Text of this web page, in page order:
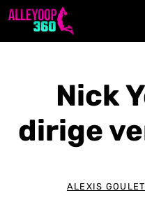
Aller
Nick
dirige
ALEXIS GOULET